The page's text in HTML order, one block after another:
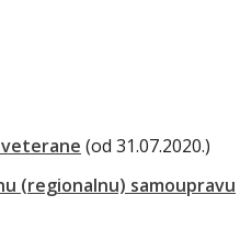
(od 31.07.2020.)
(regionalnu) samoupravu